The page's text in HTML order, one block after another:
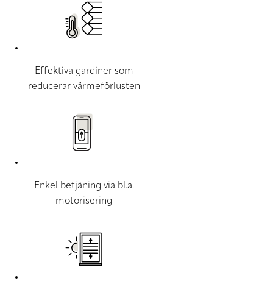
Effektiva gardiner som
reducerar värmeförlusten
Enkel betjäning via bl.a.
motorisering